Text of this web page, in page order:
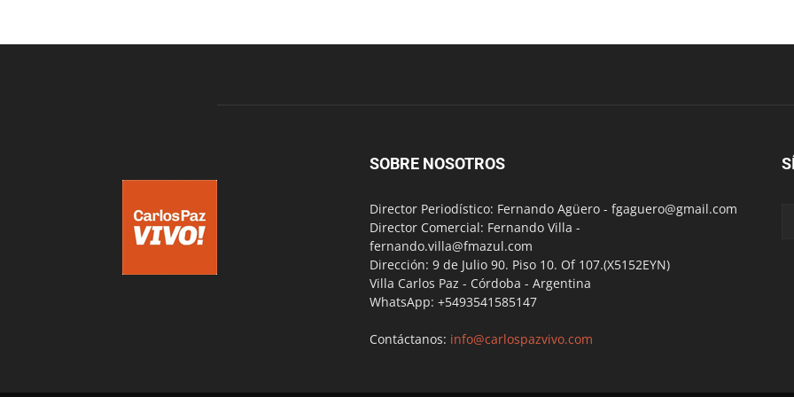
SOBRE NOSOTROS
Director Periodístico: Fernando Agüero - fgaguero@gmail.com
Director Comercial: Fernando Villa -
fernando.villa@fmazul.com
Dirección: 9 de Julio 90. Piso 10. Of 107.(X5152EYN)
Villa Carlos Paz - Córdoba - Argentina
WhatsApp: +5493541585147
Contáctanos: info@carlospazvivo.com